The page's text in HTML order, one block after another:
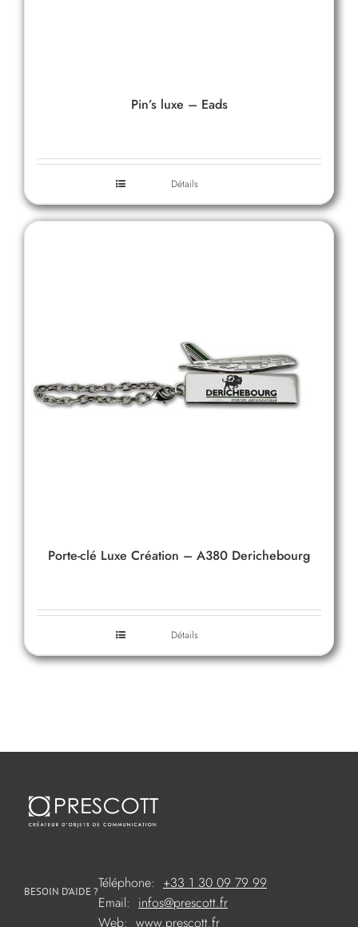
Pin’s luxe – Eads
Détails
Porte-clé Luxe Création – A380 Derichebourg
Détails
BESOIN D’AIDE ?Téléphone: +33 1 30 09 79 99
Email: infos@prescott.fr
Web: www.prescott.fr